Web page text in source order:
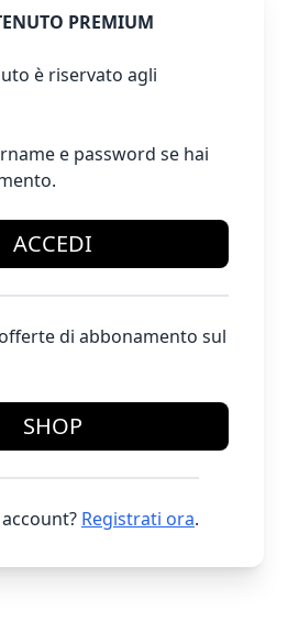
PREMIUM
è riservato agli
e password se hai
ACCEDI
di abbonamento sul
SHOP
Registrati ora.